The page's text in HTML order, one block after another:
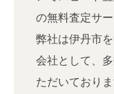
の無料査定サ
弊社は伊丹市
会社として、
ただいており